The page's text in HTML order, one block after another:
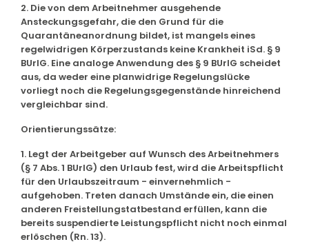
2. Die von dem Arbeitnehmer ausgehende
Ansteckungsgefahr, die den Grund für die
Quarantäneanordnung bildet, ist mangels eines
regelwidrigen Körperzustands keine Krankheit iSd. § 9
BUrlG. Eine analoge Anwendung des § 9 BUrlG scheidet
aus, da weder eine planwidrige Regelungslücke
vorliegt noch die Regelungsgegenstände hinreichend
vergleichbar sind.
Orientierungssätze:
1. Legt der Arbeitgeber auf Wunsch des Arbeitnehmers
(§ 7 Abs. 1 BUrlG) den Urlaub fest, wird die Arbeitspflicht
für den Urlaubszeitraum - einvernehmlich -
aufgehoben. Treten danach Umstände ein, die einen
anderen Freistellungstatbestand erfüllen, kann die
bereits suspendierte Leistungspflicht nicht noch einmal
erlöschen (Rn. 13).